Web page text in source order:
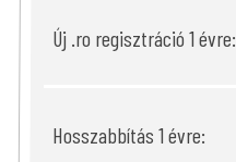
Új .ro regisztráció 1 évre:
Hosszabbítás 1 évre: